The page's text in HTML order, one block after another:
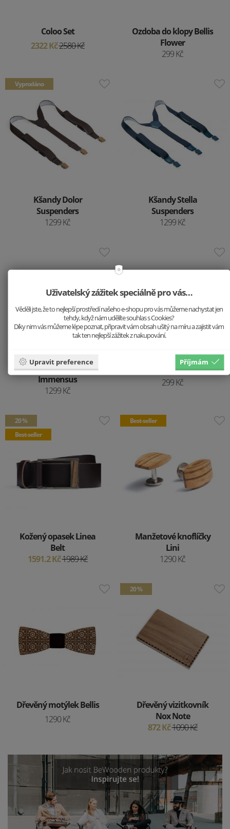
Coloo Set
2322 Kč2580 Kč
Ozdoba do klopy Bellis
Flower
299 Kč
Vyprodáno
Kšandy Dolor
Suspenders
1299 Kč
Kšandy Stella
Suspenders
1299 Kč
Dřevěný motýlek
Immensus
1299 Kč
Dřevěná brož Liška
299 Kč
20 %
Best-seller
Kožený opasek Linea
Belt
1591.2 Kč1989 Kč
Best-seller
Manžetové knoflíčky
Lini
1290 Kč
Dřevěný motýlek Bellis
1290 Kč
20 %
Dřevěný vizitkovník
Nox Note
872 Kč1090 Kč
Uživatelský zážitek speciálně pro vás…
Věděli jste, že to nejlepší prostředí našeho e-shopu pro vás můžeme nachystat jen
tehdy, když nám udělíte souhlas s Cookies?
Díky nim vás můžeme lépe poznat, připravit vám obsah ušitý na míru a zajistit vám
tak ten nejlepší zážitek z nakupování.
Upravit preference Příjmám